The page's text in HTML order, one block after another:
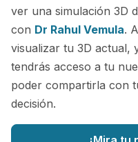
ver una simulación 3D
con Dr Rahul Vemula.
visualizar tu 3D actual,
tendrás acceso a tu
poder compartirla con
decisión.